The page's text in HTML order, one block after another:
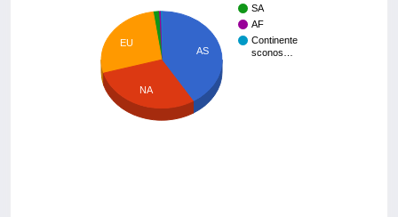
SA
AF
Continente
sconos…
AS
EU
NA